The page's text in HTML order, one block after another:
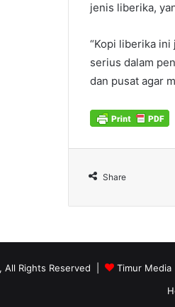
jenis liberika,
“Kopi liberika
serius dalam
dan pusat agar
Share
All Rights Reserved |
Timur Media